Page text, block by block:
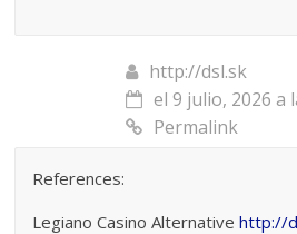
http://dsl.sk
el 9 julio, 2026 a
Permalink
References:
Legiano Casino Alternativehttp://